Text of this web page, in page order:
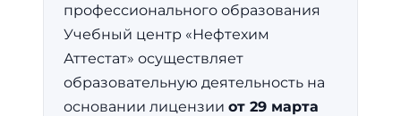
профессионального образования
Учебный центр «Нефтехим
Аттестат» осуществляет
образовательную деятельность на
основании лицензии от 29 марта